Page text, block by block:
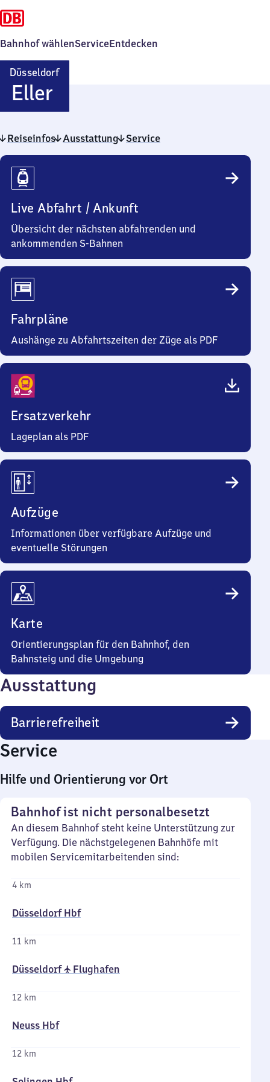
Bahnhof wählenServiceEntdecken
Düsseldorf
EllerDüsseldorf-
Eller
Reiseinfos Ausstattung Service
Reiseinfos
Live Abfahrt / Ankunft
Übersicht der nächsten abfahrenden und
ankommenden S-Bahnen
Fahrpläne
Aushänge zu Abfahrtszeiten der Züge als PDF
Ersatzverkehr
Lageplan als PDF
Aufzüge
Informationen über verfügbare Aufzüge und
eventuelle Störungen
Karte
Orientierungsplan für den Bahnhof, den
Bahnsteig und die Umgebung
Ausstattung
Barrierefreiheit
Service
Hilfe und Orientierung vor Ort
Bahnhof ist nicht personalbesetzt
An diesem Bahnhof steht keine Unterstützung zur
Verfügung. Die nächstgelegenen Bahnhöfe mit
mobilen Servicemitarbeitenden sind:
4 km
Düsseldorf Hbf
11 km
Düsseldorf ✈ Flughafen
12 km
Neuss Hbf
12 km